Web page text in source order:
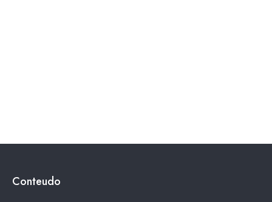
Conteudo